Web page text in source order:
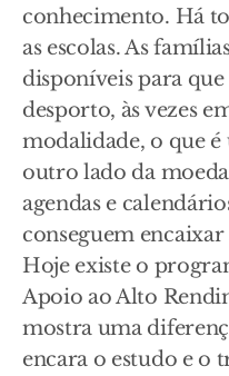
conhecimento. Há
as escolas. As
disponíveis para
desporto, às vezes
modalidade, o que é
outro lado da
agendas e
conseguem
Hoje existe o
Apoio ao Alto
mostra uma
encara o estudo e o